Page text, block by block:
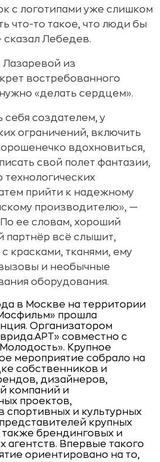
с логотипами уже слишком
что-то такое, что люди бы
Лебедев.
Лазаревой из
востребованного
«делать сердцем».
себя создателем, у
ограничений, включить
вдохновиться,
свой полет фантазии,
технологических
прийти к надежному
производителю», —
ее словам, хороший
партнёр всё слышит,
красками, тканями, ему
и необычные
оборудования.
в Москве на территории
прошла
Организатором
совместно с
Крупное
мероприятие собрало на
собственников и
дизайнеров,
компаний и
проектов,
спортивных и культурных
крупных
брендинговых и
агентств. Впервые такого
ориентировано на то,